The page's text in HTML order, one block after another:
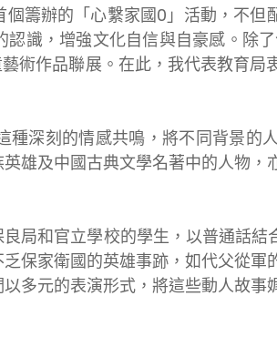
辦的「心繫家國0」活動，不但
識，增強文化自信與自豪感。除
術作品聯展。在此，我代表教育局
刻的情感共鳴，將不同背景的
雄及中國古典文學名著中的人物
和官立學校的學生，以普通話結
保家衛國的英雄事跡，如代父從
多元的表演形式，將這些動人故